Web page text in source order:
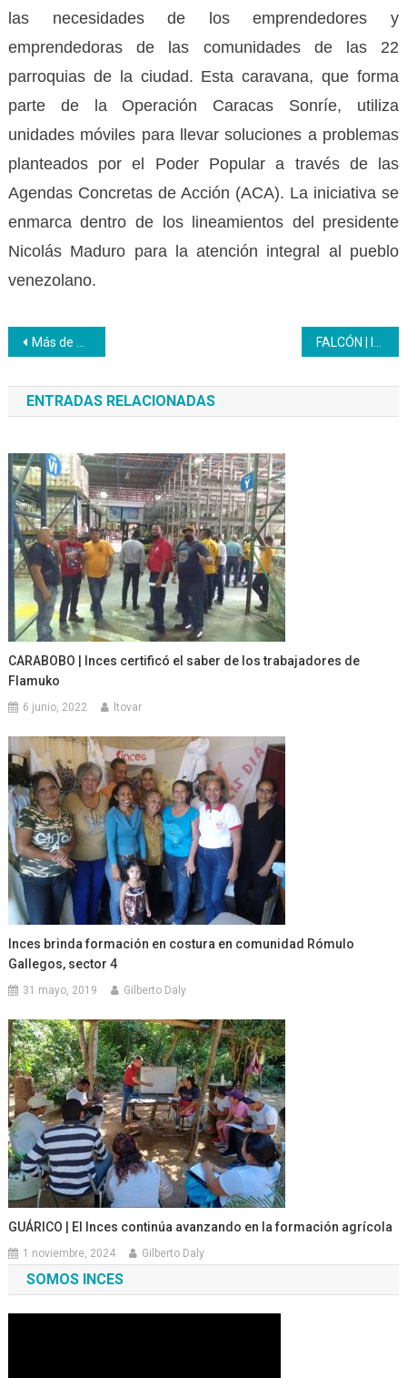
las necesidades de los emprendedores y
emprendedoras de las comunidades de las 22
parroquias de la ciudad. Esta caravana, que forma
parte de la Operación Caracas Sonríe, utiliza
unidades móviles para llevar soluciones a problemas
planteados por el Poder Popular a través de las
Agendas Concretas de Acción (ACA). La iniciativa se
enmarca dentro de los lineamientos del presidente
Nicolás Maduro para la atención integral al pueblo
venezolano.
Navegación
de
entradas
Más de 340 jóvenes universitarios inician proceso formativo a través del Inces
ENTRADAS RELACIONADAS
CARABOBO | Inces certificó el saber de los trabajadores de
Flamuko
6 junio, 2022 ltovar
Inces brinda formación en costura en comunidad Rómulo
Gallegos, sector 4
31 mayo, 2019 Gilberto Daly
GUÁRICO | El Inces continúa avanzando en la formación agrícola
1 noviembre, 2024 Gilberto Daly
SOMOS INCES